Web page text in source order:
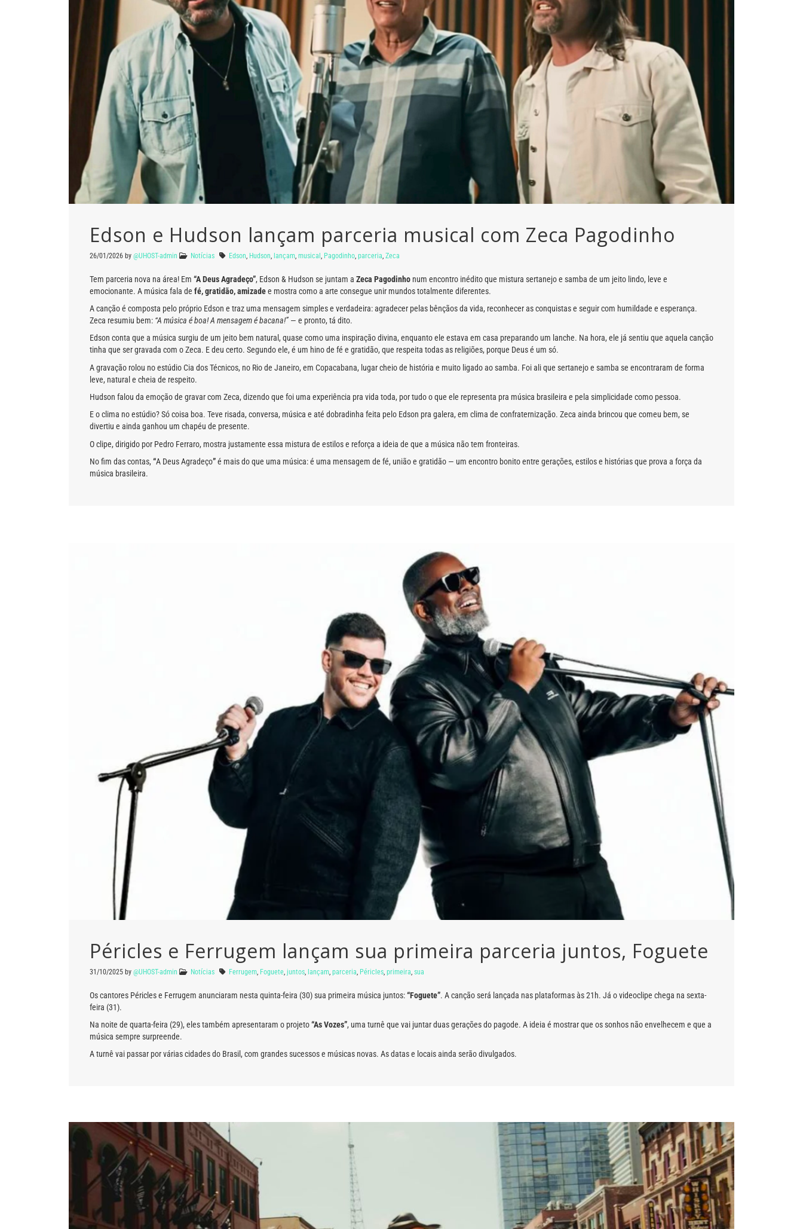
Edson e Hudson lançam parceria musical com Zeca Pagodinho
26/01/2026 by @UHOST-admin Notícias Edson Hudson lançam musical Pagodinho parceria Zeca
Tem parceria nova na área! Em “A Deus Agradeço”, Edson & Hudson se juntam a Zeca Pagodinho num encontro inédito que mistura sertanejo e samba de um jeito lindo, leve e
emocionante. A música fala de fé, gratidão, amizadee mostra como a arte consegue unir mundos totalmente diferentes.
A canção é composta pelo próprio Edson e traz uma mensagem simples e verdadeira: agradecer pelas bênçãos da vida, reconhecer as conquistas e seguir com humildade e esperança.
Zeca resumiu bem: “A música é boa! A mensagem é bacana!” — e pronto, tá dito.
Edson conta que a música surgiu de um jeito bem natural, quase como uma inspiração divina, enquanto ele estava em casa preparando um lanche. Na hora, ele já sentiu que aquela canção
tinha que ser gravada com o Zeca. E deu certo. Segundo ele, é um hino de fé e gratidão, que respeita todas as religiões, porque Deus é um só.
A gravação rolou no estúdio Cia dos Técnicos, no Rio de Janeiro, em Copacabana, lugar cheio de história e muito ligado ao samba. Foi ali que sertanejo e samba se encontraram de forma
leve, natural e cheia de respeito.
Hudson falou da emoção de gravar com Zeca, dizendo que foi uma experiência pra vida toda, por tudo o que ele representa pra música brasileira e pela simplicidade como pessoa.
E o clima no estúdio? Só coisa boa. Teve risada, conversa, música e até dobradinha feita pelo Edson pra galera, em clima de confraternização. Zeca ainda brincou que comeu bem, se
divertiu e ainda ganhou um chapéu de presente.
O clipe, dirigido por Pedro Ferraro, mostra justamente essa mistura de estilos e reforça a ideia de que a música não tem fronteiras.
No fim das contas, “A Deus Agradeço”é mais do que uma música: é uma mensagem de fé, união e gratidão — um encontro bonito entre gerações, estilos e histórias que prova a força da
música brasileira.
Péricles e Ferrugem lançam sua primeira parceria juntos, Foguete
31/10/2025 by @UHOST-admin Notícias Ferrugem Foguete juntos lançam parceria Péricles primeira sua
Os cantores Péricles e Ferrugem anunciaram nesta quinta-feira (30) sua primeira música juntos:“Foguete”. A canção será lançada nas plataformas às 21h. Já o videoclipe chega na sexta-
feira (31).
Na noite de quarta-feira (29), eles também apresentaram o projeto“As Vozes”, uma turnê que vai juntar duas gerações do pagode. A ideia é mostrar que os sonhos não envelhecem e que a
música sempre surpreende.
A turnê vai passar por várias cidades do Brasil, com grandes sucessos e músicas novas. As datas e locais ainda serão divulgados.